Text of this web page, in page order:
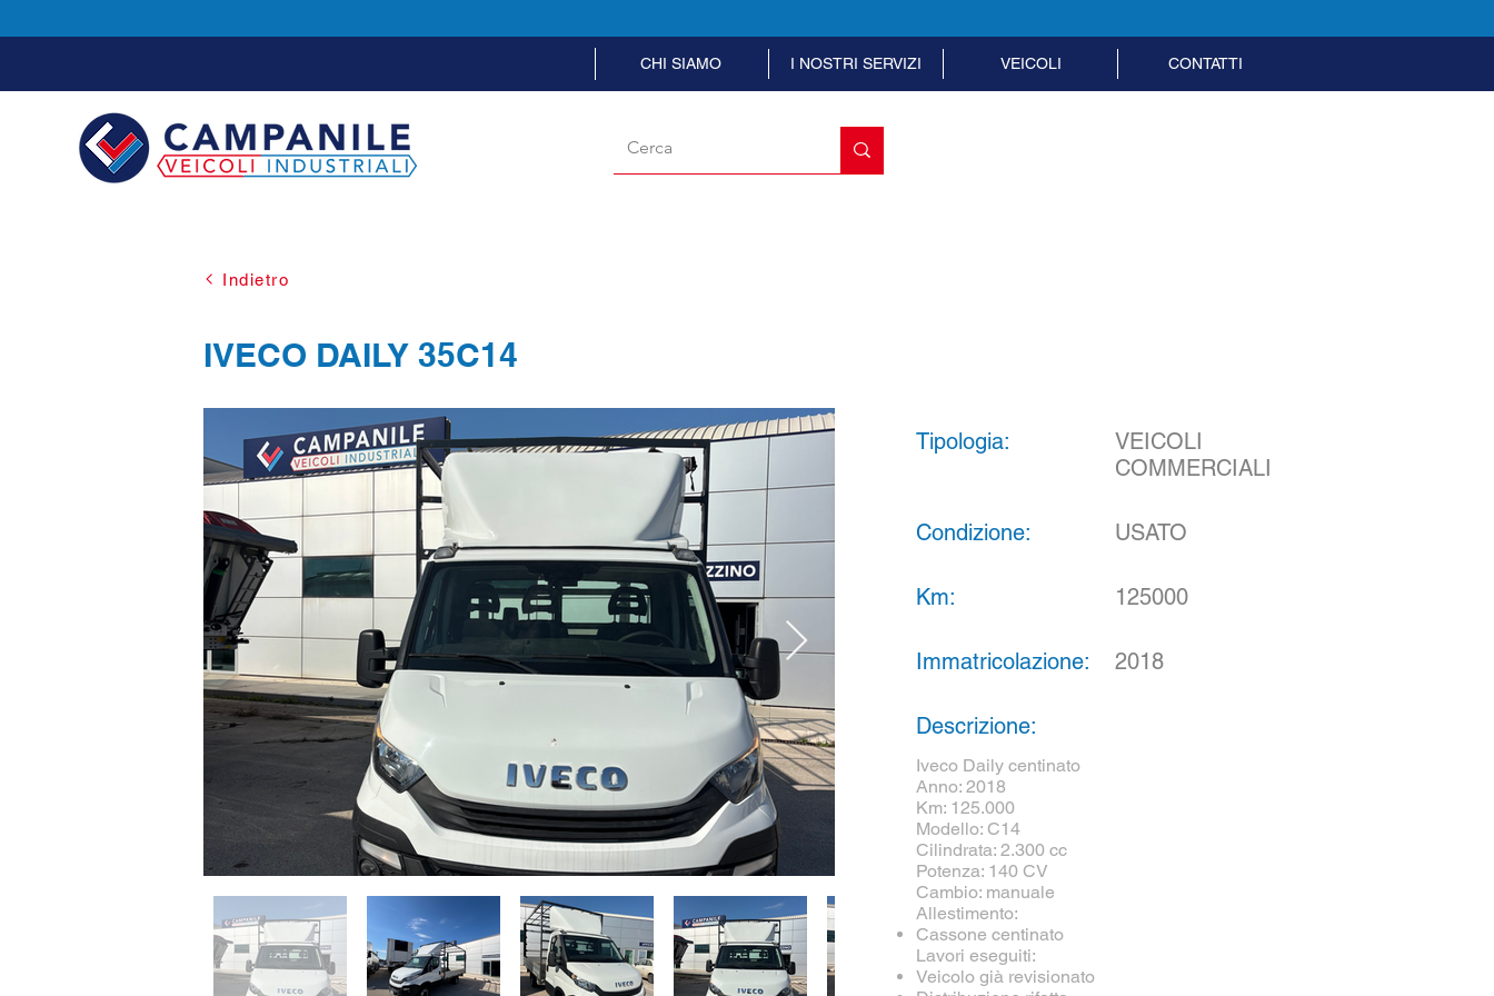
CHI SIAMO I NOSTRI SERVIZI VEICOLI CONTATTI
Indietro
IVECO DAILY 35C14
Tipologia:
VEICOLI
COMMERCIALI
Condizione: USATO
Km: 125000
Immatricolazione: 2018
Descrizione:
Iveco Daily centinato
Anno: 2018
Km: 125.000
Modello: C14
Cilindrata: 2.300 cc
Potenza: 140 CV
Cambio: manuale
Allestimento:
Cassone centinato
Lavori eseguiti:
Veicolo già revisionato